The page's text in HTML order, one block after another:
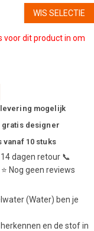
WIS SELECTIE
voor dit product in om
levering mogelijk
gratis designer
vanaf 10 stuks
14 dagen retour 📞
⭐ Nog geen reviews
(Water) ben je
en de stof in